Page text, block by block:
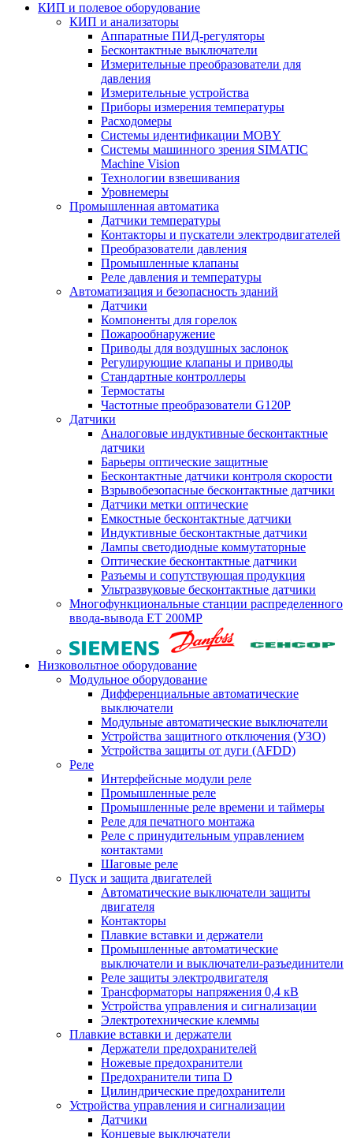
КИП и полевое оборудование
КИП и анализаторы
Аппаратные ПИД-регуляторы
Бесконтактные выключатели
Измерительные преобразователи для
давления
Измерительные устройства
Приборы измерения температуры
Расходомеры
Системы идентификации MOBY
Системы машинного зрения SIMATIC
Machine Vision
Технологии взвешивания
Уровнемеры
Промышленная автоматика
Датчики температуры
Контакторы и пускатели электродвигателей
Преобразователи давления
Промышленные клапаны
Реле давления и температуры
Автоматизация и безопасность зданий
Датчики
Компоненты для горелок
Пожарообнаружение
Приводы для воздушных заслонок
Регулирующие клапаны и приводы
Стандартные контроллеры
Термостаты
Частотные преобразователи G120P
Датчики
Аналоговые индуктивные бесконтактные
датчики
Барьеры оптические защитные
Бесконтактные датчики контроля скорости
Взрывобезопасные бесконтактные датчики
Датчики метки оптические
Емкостные бесконтактные датчики
Индуктивные бесконтактные датчики
Лампы светодиодные коммутаторные
Оптические бесконтактные датчики
Разъемы и сопутствующая продукция
Ультразвуковые бесконтактные датчики
Многофункциональные станции распределенного
ввода-вывода ET 200MP
Низковольтное оборудование
Модульное оборудование
Дифференциальные автоматические
выключатели
Модульные автоматические выключатели
Устройства защитного отключения (УЗО)
Устройства защиты от дуги (AFDD)
Реле
Интерфейсные модули реле
Промышленные реле
Промышленные реле времени и таймеры
Реле для печатного монтажа
Реле с принудительным управлением
контактами
Шаговые реле
Пуск и защита двигателей
Автоматические выключатели защиты
двигателя
Контакторы
Плавкие вставки и держатели
Промышленные автоматические
выключатели и выключатели-разъединители
Реле защиты электродвигателя
Трансформаторы напряжения 0,4 кВ
Устройства управления и сигнализации
Электротехнические клеммы
Плавкие вставки и держатели
Держатели предохранителей
Ножевые предохранители
Предохранители типа D
Цилиндрические предохранители
Устройства управления и сигнализации
Датчики
Концевые выключатели